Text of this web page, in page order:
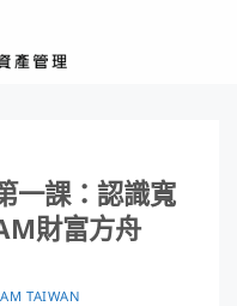
一課：認識寬
財富方舟
TAIWAN